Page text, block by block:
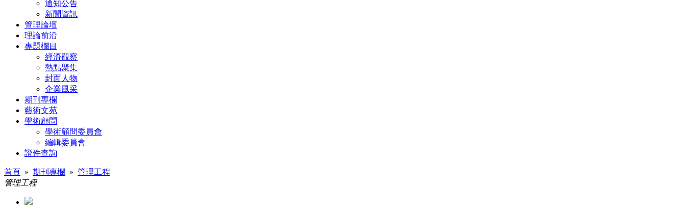
通知公告
新聞資訊
管理論壇
理論前沿
專題欄目
經濟觀察
熱點聚集
封面人物
企業風采
期刊專欄
藝術文苑
學術顧問
學術顧問委員會
編輯委員會
證件查詢
首頁 » 期刊專欄 » 管理工程
管理工程